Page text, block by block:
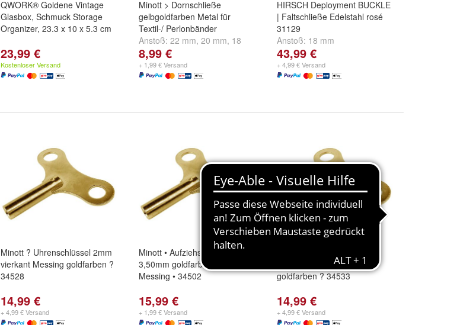
QWORK® Goldene Vintage
Glasbox, Schmuck Storage
Organizer, 23.3 x 10 x 5.3 cm
23,99 €
Kostenloser Versand
Minott > Dornschließe
gelbgoldfarben Metal für
Textil-/ Perlonbänder
Anstoß: 22 mm, 20 mm, 18
mmund
8,99 €
+ 1,99 € Versand
HIRSCH Deployment BUCKLE
| Faltschließe Edelstahl rosé
31129
Anstoß: 18 mm
43,99 €
+ 4,99 € Versand
Minott ? Uhrenschlüssel 2mm
vierkant Messing goldfarben ?
34528
14,99 €
+ 4,99 € Versand
Minott • Aufziehschlüssel
3,50mm goldfarben vierkant
Messing • 34502
15,99 €
+ 1,99 € Versand
3mm vierkant Messing
goldfarben ? 34533
14,99 €
+ 4,99 € Versand